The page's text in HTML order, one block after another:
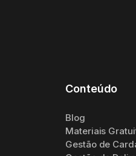
Conteúdo
Blog
Materiais
Gestão de